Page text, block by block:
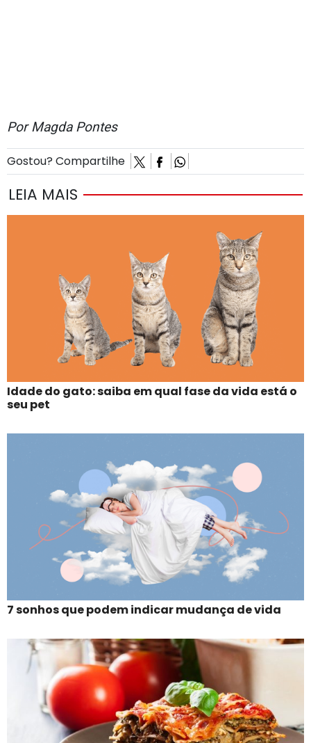
Por Magda Pontes
Gostou? Compartilhe
LEIA MAIS
Idade do gato: saiba em qual fase da vida está o
seu pet
7 sonhos que podem indicar mudança de vida